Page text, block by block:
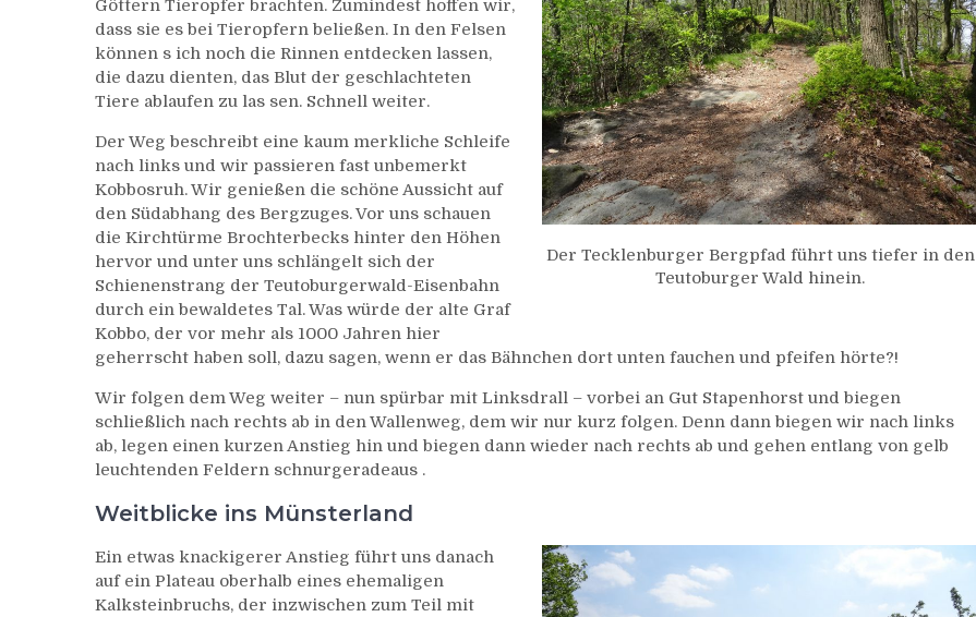
Der Tecklenburger Bergpfad führt uns tiefer in den
Teutoburger Wald hinein.
Göttern Tieropfer brachten. Zumindest hoffen wir,
dass sie es bei Tieropfern beließen. In den Felsen
können s ich noch die Rinnen entdecken lassen,
die dazu dienten, das Blut der geschlachteten
Tiere ablaufen zu las sen. Schnell weiter.
Der Weg beschreibt eine kaum merkliche Schleife
nach links und wir passieren fast unbemerkt
Kobbosruh. Wir genießen die schöne Aussicht auf
den Südabhang des Bergzuges. Vor uns schauen
die Kirchtürme Brochterbecks hinter den Höhen
hervor und unter uns schlängelt sich der
Schienenstrang der Teutoburgerwald-Eisenbahn
durch ein bewaldetes Tal. Was würde der alte Graf
Kobbo, der vor mehr als 1000 Jahren hier
geherrscht haben soll, dazu sagen, wenn er das Bähnchen dort unten fauchen und pfeifen hörte?!
Wir folgen dem Weg weiter – nun spürbar mit Linksdrall – vorbei an Gut Stapenhorst und biegen
schließlich nach rechts ab in den Wallenweg, dem wir nur kurz folgen. Denn dann biegen wir nach links
ab, legen einen kurzen Anstieg hin und biegen dann wieder nach rechts ab und gehen entlang von gelb
leuchtenden Feldern schnurgeradeaus .
Weitblicke ins Münsterland
Ein etwas knackigerer Anstieg führt uns danach
auf ein Plateau oberhalb eines ehemaligen
Kalksteinbruchs, der inzwischen zum Teil mit